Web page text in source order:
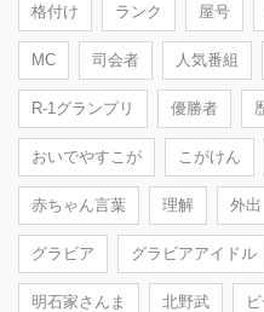
格付け ランク 屋号
MC 司会者 人気番組
R-1グランプリ 優勝者
おいでやすこが こがけん
赤ちゃん言葉 理解 外出
グラビア グラビアアイドル
明石家さんま 北野武